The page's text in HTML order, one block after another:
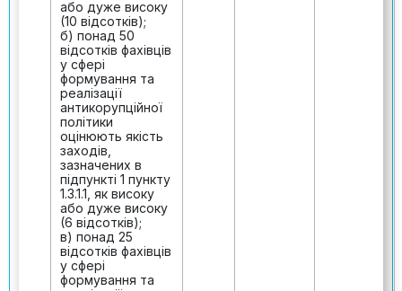
або дуже високу
(10 відсотків);
б) понад 50
відсотків фахівців
у сфері
формування та
реалізації
антикорупційної
політики
оцінюють якість
заходів,
зазначених в
підпункті 1 пункту
1.3.1.1, як високу
або дуже високу
(6 відсотків);
в) понад 25
відсотків фахівців
у сфері
формування та